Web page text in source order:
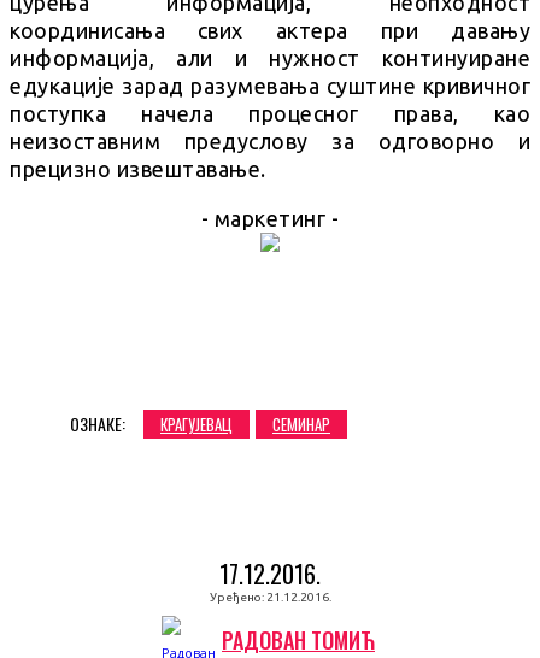
координисања свих актера при давању
информација, али и нужност континуиране
едукације зарад разумевања суштине кривичног
поступка начела процесног права, као
неизоставним предуслову за одговорно и
прецизно извештавање.
- маркетинг -
ОЗНАКЕ: КРАГУЈЕВАЦ СЕМИНАР
17.12.2016.
Уређено: 21.12.2016.
РАДОВАН ТОМИЋ